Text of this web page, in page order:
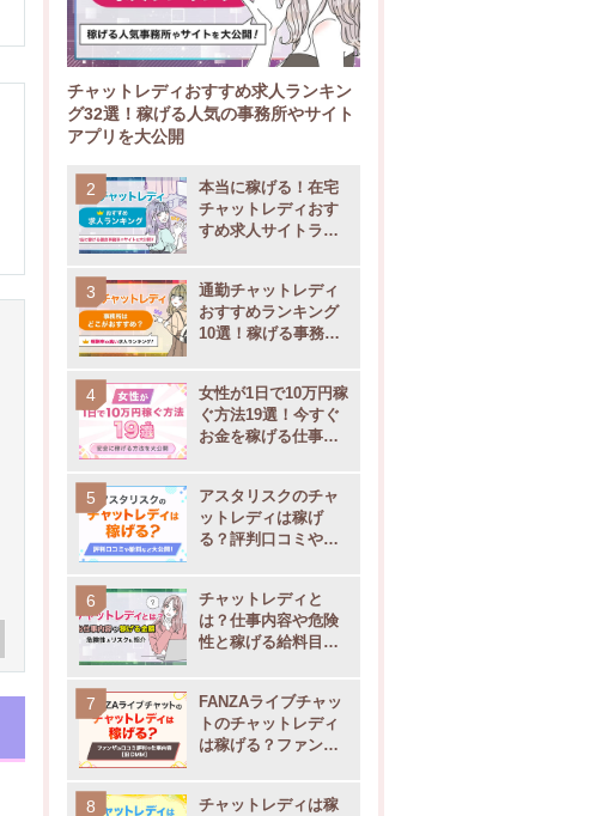
チャットレディおすすめ求人ランキン
グ32選！稼げる人気の事務所やサイト
アプリを大公開
本当に稼げる！在宅
チャットレディおす
すめ求人サイトラン
通勤チャットレディ
おすすめランキング
10選！稼げる事務所
女性が1日で10万円稼
ぐ方法19選！今すぐ
お金を稼げる仕事を
アスタリスクのチャ
ットレディは稼げ
る？評判口コミや通
開
チャットレディと
は？仕事内容や危険
性と稼げる給料目安
FANZAライブチャッ
トのチャットレディ
は稼げる？ファンザ
チャットレディは稼